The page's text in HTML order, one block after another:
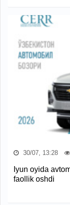
30/07, 13:28
Iyun oyida
faollik oshdi